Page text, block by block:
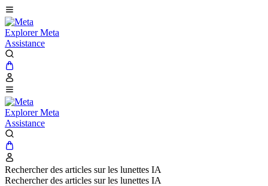
Explorer Meta
Assistance
Explorer Meta
Assistance
Rechercher des articles sur les lunettes IA
Rechercher des articles sur les lunettes IA